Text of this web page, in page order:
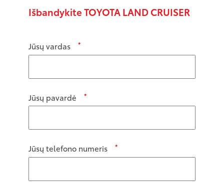
Išbandykite TOYOTA LAND CRUISER
Jūsų vardas *
Jūsų pavardė *
Jūsų telefono numeris *